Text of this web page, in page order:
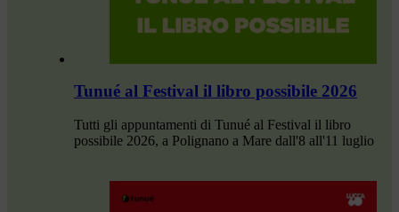
Tunué al Festival il libro possibile 2026
Tutti gli appuntamenti di Tunué al Festival il libro
possibile 2026, a Polignano a Mare dall'8 all'11 luglio